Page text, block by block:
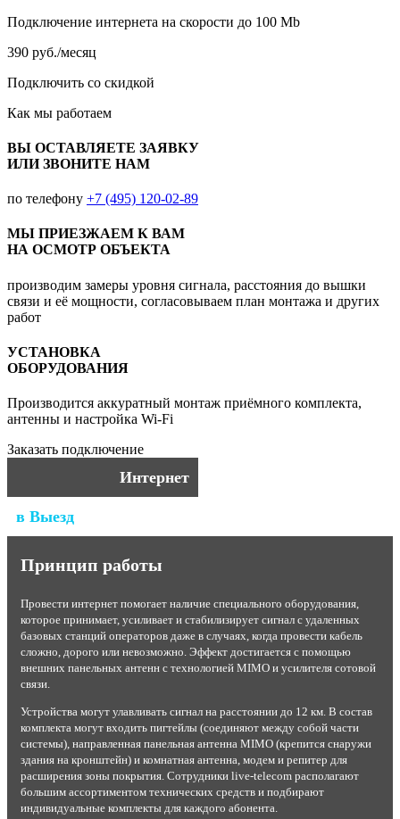
Подключение интернета на скорости до 100 Mb
390 руб./месяц
Подключить со скидкой
Как мы работаем
ВЫ ОСТАВЛЯЕТЕ ЗАЯВКУ
ИЛИ ЗВОНИТЕ НАМ
по телефону +7 (495) 120-02-89
МЫ ПРИЕЗЖАЕМ К ВАМ
НА ОСМОТР ОБЪЕКТА
производим замеры уровня сигнала, расстояния до вышки
связи и её мощности, согласовываем план монтажа и других
работ
УСТАНОВКА
ОБОРУДОВАНИЯ
Производится аккуратный монтаж приёмного комплекта,
антенны и настройка Wi-Fi
Заказать подключение
Интернет
в Выезд
Принцип работы
Провести интернет помогает наличие специального оборудования,
которое принимает, усиливает и стабилизирует сигнал с удаленных
базовых станций операторов даже в случаях, когда провести кабель
сложно, дорого или невозможно. Эффект достигается с помощью
внешних панельных антенн с технологией MIMO и усилителя сотовой
связи.
Устройства могут улавливать сигнал на расстоянии до 12 км. В состав
комплекта могут входить пигтейлы (соединяют между собой части
системы), направленная панельная антенна MIMO (крепится снаружи
здания на кронштейн) и комнатная антенна, модем и репитер для
расширения зоны покрытия. Сотрудники live-telecom располагают
большим ассортиментом технических средств и подбирают
индивидуальные комплекты для каждого абонента.